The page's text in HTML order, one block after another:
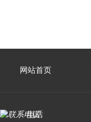
网站首页
电话